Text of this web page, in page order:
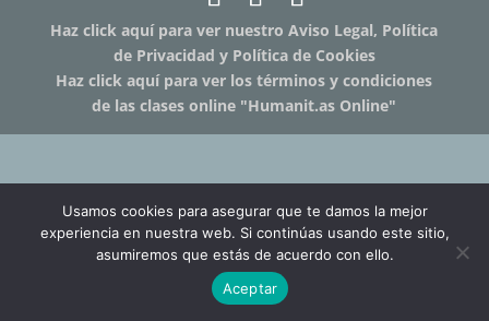
Haz click aquí para ver nuestro Aviso Legal, Política
de Privacidad y Política de Cookies
Haz click aquí para ver los términos y condiciones
de las clases online "Humanit.as Online"
Usamos cookies para asegurar que te damos la mejor
experiencia en nuestra web. Si continúas usando este sitio,
asumiremos que estás de acuerdo con ello.
Aceptar